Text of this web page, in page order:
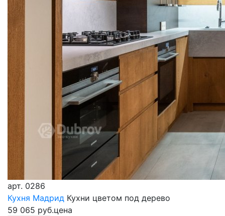
арт. 0286
Кухня Мадрид Кухни цветом под дерево
59 065 руб.цена